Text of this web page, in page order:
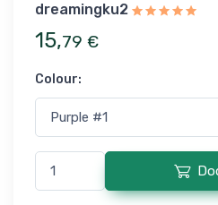
dreamingku2
15,79 €
Colour: